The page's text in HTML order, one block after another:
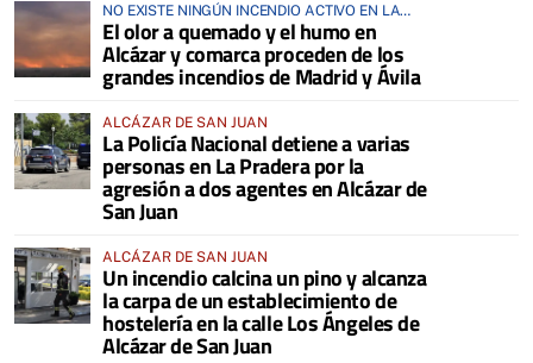
NO EXISTE NINGÚN INCENDIO ACTIVO EN LA
COMARCA
El olor a quemado y el humo en
Alcázar y comarca proceden de los
grandes incendios de Madrid y Ávila
ALCÁZAR DE SAN JUAN
La Policía Nacional detiene a varias
personas en La Pradera por la
agresión a dos agentes en Alcázar de
San Juan
ALCÁZAR DE SAN JUAN
Un incendio calcina un pino y alcanza
la carpa de un establecimiento de
hostelería en la calle Los Ángeles de
Alcázar de San Juan